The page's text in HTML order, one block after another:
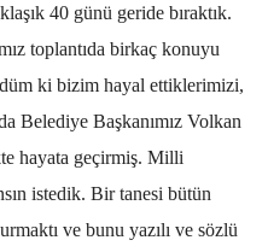
40 günü geride bıraktık.
toplantıda birkaç konuyu
ki bizim hayal ettiklerimizi,
Belediye Başkanımız Volkan
hayata geçirmiş. Milli
istedik. Bir tanesi bütün
ve bunu yazılı ve sözlü